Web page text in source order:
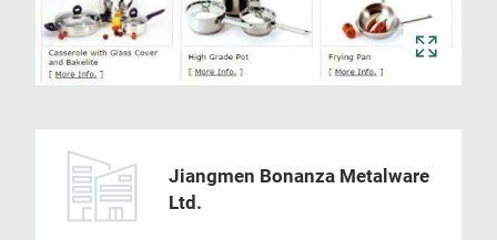
Jiangmen Bonanza Metalware
Ltd.